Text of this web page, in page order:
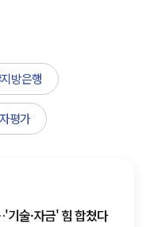
방은행
평가
기술·자금' 힘 합쳤다